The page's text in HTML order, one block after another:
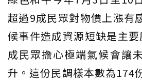
超過9成民眾對物價上漲有
候事件造成資源短缺是主
成民眾擔心極端氣候會讓
升。這份民調樣本數為174